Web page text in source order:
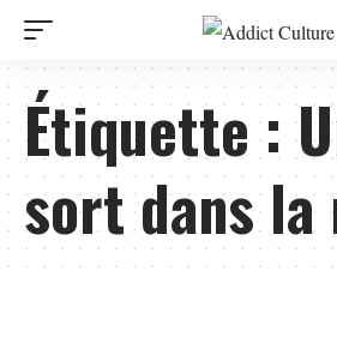
Étiquette :
sort dans